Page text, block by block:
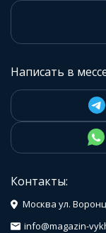
Написать в
Контакты:
Москва ул.
info@magazin-